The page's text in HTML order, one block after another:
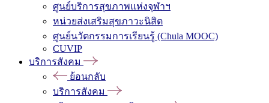
ศูนย์บริการสุขภาพแห่งจุฬาฯ
หน่วยส่งเสริมสุขภาวะนิสิต
ศูนย์นวัตกรรมการเรียนรู้ (Chula MOOC)
CUVIP
บริการสังคม
ย้อนกลับ
บริการสังคม